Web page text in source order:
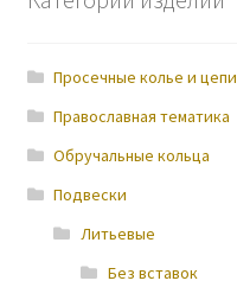
Прайс-лист
Контакты
Новости
Просечные колье и цепи
Православная тематика
Обручальные кольца
Подвески
Литьевые
Без вставок